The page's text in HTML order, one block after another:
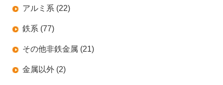
アルミ系 (22)
鉄系 (77)
その他非鉄金属 (21)
金属以外 (2)